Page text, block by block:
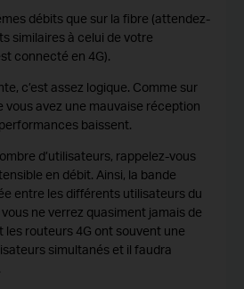
débits que sur la fibre (attendez-
similaires à celui de votre
connecté en 4G).
c’est assez logique. Comme sur
vous avez une mauvaise réception
baissent.
d’utilisateurs, rappelez-vous
en débit. Ainsi, la bande
entre les différents utilisateurs du
ne verrez quasiment jamais de
les routeurs 4G ont souvent une
simultanés et il faudra